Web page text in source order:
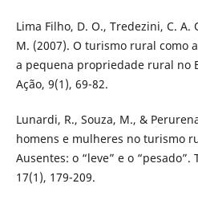
Lima Filho, D. O., Tredezini, C. A.
M. (2007). O turismo rural como
a pequena propriedade rural no
Ação, 9(1), 69-82.
Lunardi, R., Souza, M., &
homens e mulheres no turismo
Ausentes: o “leve” e o “pesado”.
17(1), 179-209.